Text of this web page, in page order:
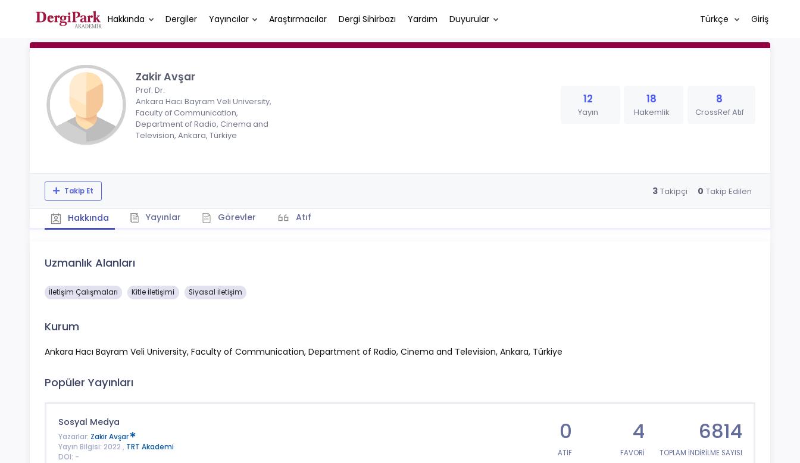
Hakkında Dergiler Yayıncılar Araştırmacılar Dergi Sihirbazı Yardım Duyurular Türkçe Giriş
Zakir Avşar
Prof. Dr.
Ankara Hacı Bayram Veli University,
Faculty of Communication,
Department of Radio, Cinema and
Television, Ankara, Türkiye
12
Yayın
18
Hakemlik
8
CrossRef Atıf
Takip Et 3 Takipçi 0 Takip Edilen
Hakkında Yayınlar Görevler Atıf
Uzmanlık Alanları
İletişim Çalışmaları Kitle İletişimi Siyasal İletişim
Kurum
Ankara Hacı Bayram Veli University, Faculty of Communication, Department of Radio, Cinema and Television, Ankara, Türkiye
Popüler Yayınları
Sosyal Medya
Yazarlar: Zakir Avşar
Yayın Bilgisi: 2022 , TRT Akademi
DOI: -
0
ATIF
4
FAVORİ
6814
TOPLAM İNDİRİLME SAYISI